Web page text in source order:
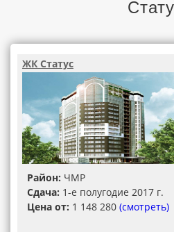
ВСЕ
КАРТА
ВСЕ
ЖК Статус
Район: ЧМР
Сдача: 1-е полугодие 2017 г.
Цена от: 1 148 280 (смотреть)